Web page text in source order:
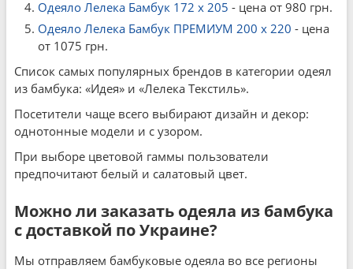
Одеяло Лелека Бамбук 172 x 205 - цена от 980 грн.
Одеяло Лелека Бамбук ПРЕМИУМ 200 x 220 - цена
от 1075 грн.
Список самых популярных брендов в категории одеял
из бамбука: «Идея» и «Лелека Текстиль».
Посетители чаще всего выбирают дизайн и декор:
однотонные модели и с узором.
При выборе цветовой гаммы пользователи
предпочитают белый и салатовый цвет.
Можно ли заказать одеяла из бамбука
с доставкой по Украине?
Мы отправляем бамбуковые одеяла во все регионы